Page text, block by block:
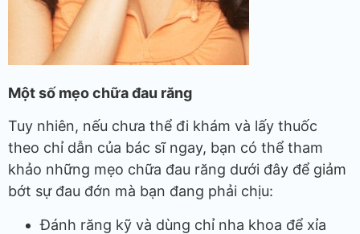
Một số mẹo chữa đau răng
Tuy nhiên, nếu chưa thể đi khám và lấy thuốc
theo chỉ dẫn của bác sĩ ngay, bạn có thể tham
khảo những mẹo chữa đau răng dưới đây để giảm
bớt sự đau đớn mà bạn đang phải chịu:
Đánh răng kỹ và dùng chỉ nha khoa để xỉa